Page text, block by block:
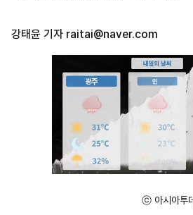
강태윤 기자 raitai@naver.com
ⓒ 아시아투